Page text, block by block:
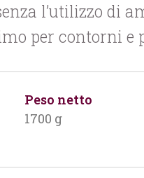
l’utilizzo di
per contorni e
Peso netto
1700 g